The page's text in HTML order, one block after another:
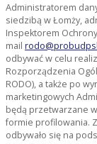
Administratorem
siedzibą w Łomży,
Inspektorem
mail
odbywać w celu
Rozporządzenia
RODO), a także po
marketingowych
będą przetwarzane
formie profilowania.
odbywało się na